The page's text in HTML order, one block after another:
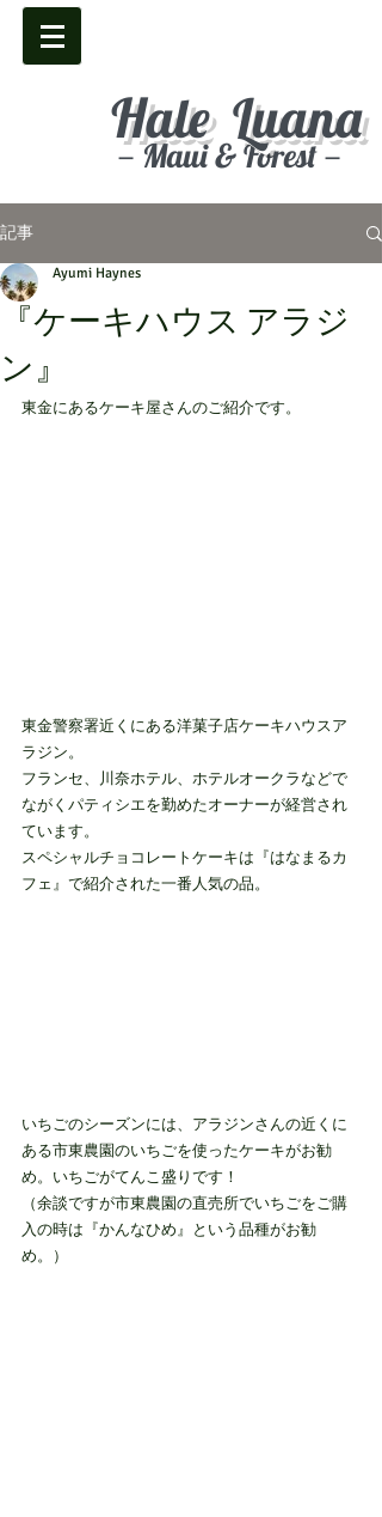
－Maui & Forest－
Hale Luana
記事
『ケーキハウス アラジ
ン』
Ayumi Haynes
東金にあるケーキ屋さんのご紹介です。
東金警察署近くにある洋菓子店ケーキハウスア
ラジン。
フランセ、川奈ホテル、ホテルオークラなどで
ながくパティシエを勤めたオーナーが経営され
ています。
スペシャルチョコレートケーキは『はなまるカ
フェ』で紹介された一番人気の品。
いちごのシーズンには、アラジンさんの近くに
ある市東農園のいちごを使ったケーキがお勧
め。いちごがてんこ盛りです！
（余談ですが市東農園の直売所でいちごをご購
入の時は『かんなひめ』という品種がお勧
め。）